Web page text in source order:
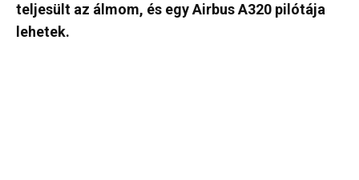
teljesült az álmom, és egy Airbus A320 pilótája
lehetek.